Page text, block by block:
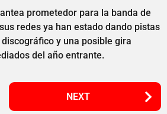
prometedor para la banda de
redes ya han estado dando pistas
y una posible gira
del año entrante.
NEXT